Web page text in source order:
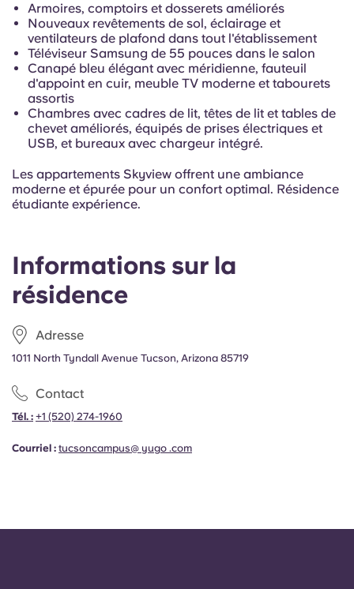
Informations sur la
résidence
Adresse
1011 North Tyndall Avenue Tucson, Arizona 85719
Contact
Tél. : +1 (520) 274-1960
Courriel : tucsoncampus@ yugo .com
Armoires, comptoirs et dosserets améliorés
Nouveaux revêtements de sol, éclairage et
ventilateurs de plafond dans tout l'établissement
Téléviseur Samsung de 55 pouces dans le salon
Canapé bleu élégant avec méridienne, fauteuil
d'appoint en cuir, meuble TV moderne et tabourets
assortis
Chambres avec cadres de lit, têtes de lit et tables de
chevet améliorés, équipés de prises électriques et
USB, et bureaux avec chargeur intégré.
Les appartements Skyview offrent une ambiance
moderne et épurée pour un confort optimal. Résidence
étudiante expérience.